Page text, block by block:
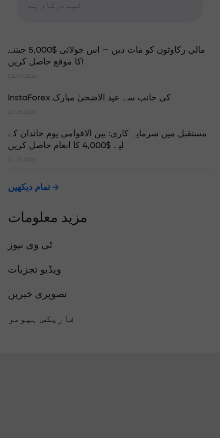
لیے درکار ہے
مالی رکاوٹوں کو مات دیں — اس جولائی $5,000 جیتنے
کا موقع حاصل کریں!
02.07.2026
InstaForex کی جانب سے عید الاضحیٰ مبارک
27.05.2026
مستقبل میں سرمایہ کاری: بین الاقوامی یوم خاندان کے
لیے $4,000 کا انعام حاصل کریں
01.05.2026
تمام دیکھیں
مزید معلومات
ٹی وی نیوز
ویڈیو تجزیات
تصویری خبریں
فاریکس ہیومر